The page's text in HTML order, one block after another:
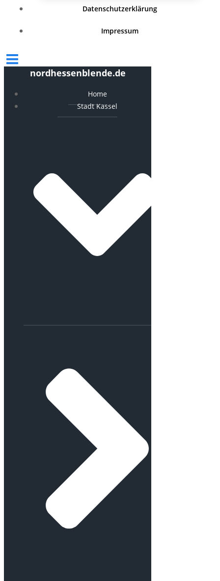
Datenschutzerklärung
Impressum
nordhessenblende.de
Home
Stadt Kassel